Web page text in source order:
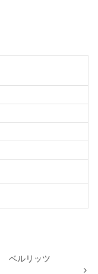
ベルリッツ